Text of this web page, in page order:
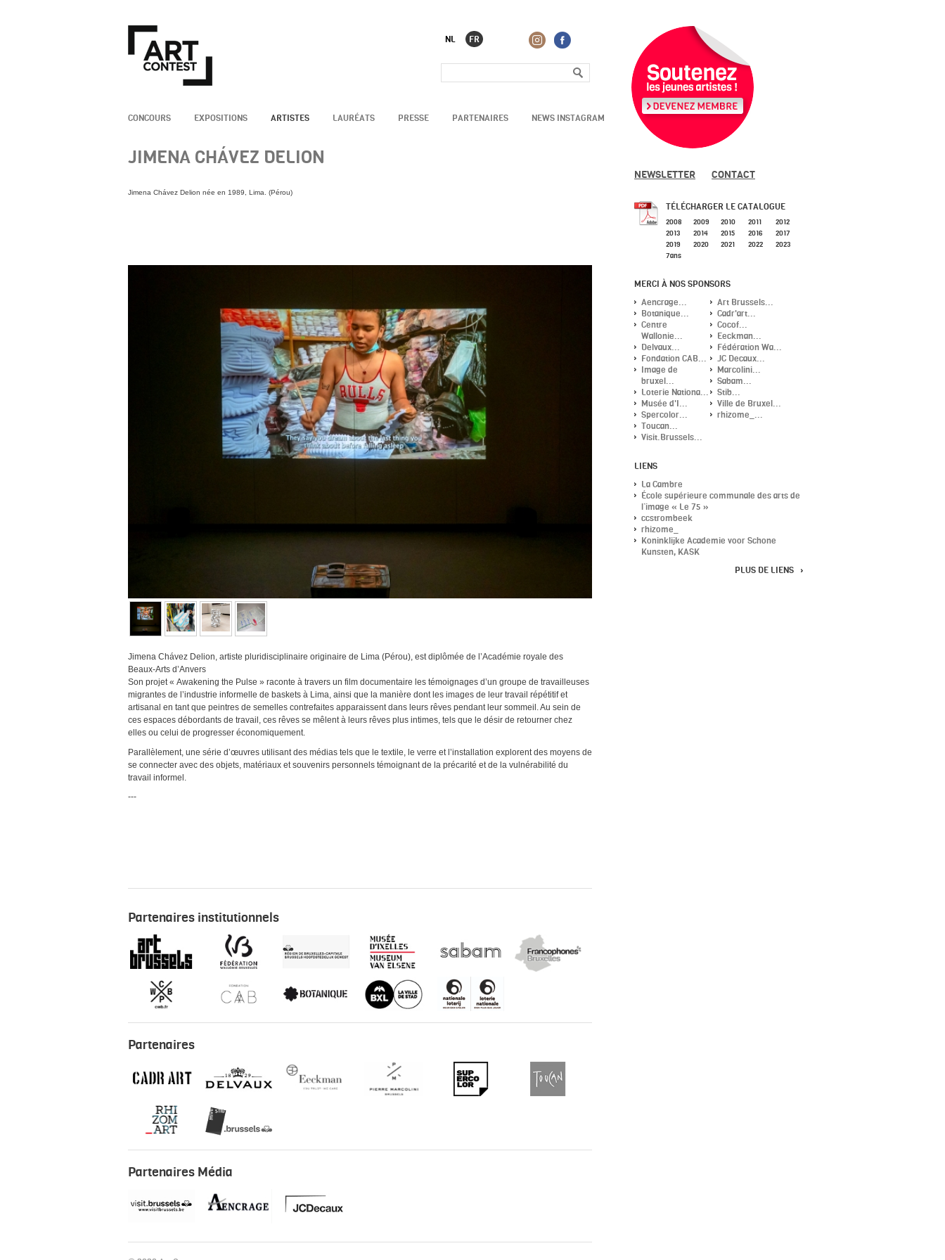
NL FR
CONCOURS EXPOSITIONS ARTISTES LAURÉATS PRESSE PARTENAIRES NEWS INSTAGRAM
JIMENA CHÁVEZ DELION
Jimena Chávez Delion née en 1989, Lima. (Pérou)
Jimena Chávez Delion, artiste pluridisciplinaire originaire de Lima (Pérou), est diplômée de l’Académie royale des
Beaux-Arts d’Anvers
Son projet « Awakening the Pulse » raconte à travers un film documentaire les témoignages d’un groupe de travailleuses
migrantes de l’industrie informelle de baskets à Lima, ainsi que la manière dont les images de leur travail répétitif et
artisanal en tant que peintres de semelles contrefaites apparaissent dans leurs rêves pendant leur sommeil. Au sein de
ces espaces débordants de travail, ces rêves se mêlent à leurs rêves plus intimes, tels que le désir de retourner chez
elles ou celui de progresser économiquement.
Parallèlement, une série d’œuvres utilisant des médias tels que le textile, le verre et l’installation explorent des moyens de
se connecter avec des objets, matériaux et souvenirs personnels témoignant de la précarité et de la vulnérabilité du
travail informel.
---
NEWSLETTER CONTACT
TÉLÉCHARGER LE CATALOGUE
2008 2009 2010 2011
2012
2013
2014 2015 2016
2017
2019
2020 2021 2022
2023
7ans
MERCI À NOS SPONSORS
Aencrage...
Botanique...
Centre
Wallonie...
Delvaux...
Fondation CAB...
Image de
bruxel...
Loterie Nationa...
Musée d'I...
Spercolor...
Toucan...
Visit.Brussels...
Art Brussels...
Cadr'art...
Cocof...
Eeckman...
Fédération Wa...
JC Decaux...
Marcolini...
Sabam...
Stib...
Ville de Bruxel...
rhizome_...
LIENS
La Cambre
École supérieure communale des arts de
l’image « Le 75 »
ccstrombeek
rhizome_
Koninklijke Academie voor Schone
Kunsten, KASK
PLUS DE LIENS
Partenaires institutionnels
Partenaires
Partenaires Média